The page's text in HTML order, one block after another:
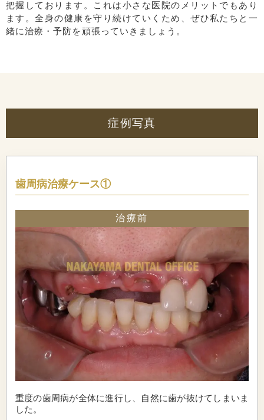
把握しております。これは小さな医院のメリットでもあり
ます。全身の健康を守り続けていくため、ぜひ私たちと一
緒に治療・予防を頑張っていきましょう。
症例写真
歯周病治療ケース①
治療前
重度の歯周病が全体に進行し、自然に歯が抜けてしまいま
した。